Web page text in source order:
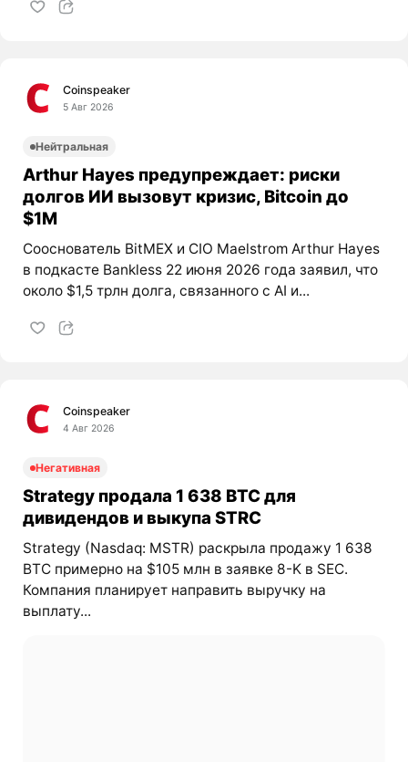
Coinspeaker
5 Авг 2026
Нейтральная
Arthur Hayes предупреждает: риски
долгов ИИ вызовут кризис, Bitcoin до
$1M
Сооснователь BitMEX и CIO Maelstrom Arthur Hayes
в подкасте Bankless 22 июня 2026 года заявил, что
около $1,5 трлн долга, связанного с AI и...
Coinspeaker
4 Авг 2026
Негативная
Strategy продала 1 638 BTC для
дивидендов и выкупа STRC
Strategy (Nasdaq: MSTR) раскрыла продажу 1 638
BTC примерно на $105 млн в заявке 8-K в SEC.
Компания планирует направить выручку на
выплату...